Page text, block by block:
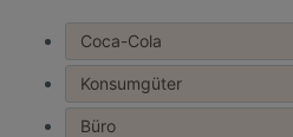
Erkenntnissen
Coca-Cola
Konsumgüter
Büro